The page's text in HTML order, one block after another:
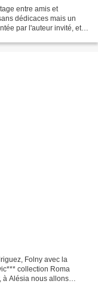
entre amis et
dédicaces mais un
par l'auteur invité, et
Folny avec la
collection Roma
à Alésia nous allons